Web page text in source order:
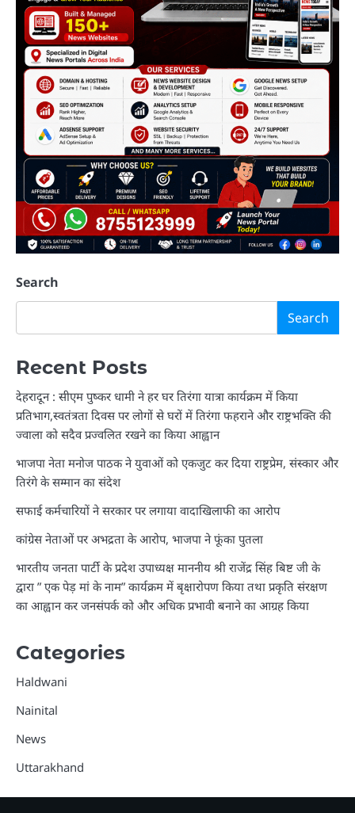
Search
Search
Recent Posts
देहरादून : सीएम पुष्कर धामी ने हर घर तिरंगा यात्रा कार्यक्रम में किया
प्रतिभाग,स्वतंत्रता दिवस पर लोगों से घरों में तिरंगा फहराने और राष्ट्रभक्ति की
ज्वाला को सदैव प्रज्वलित रखने का किया आह्वान
भाजपा नेता मनोज पाठक ने युवाओं को एकजुट कर दिया राष्ट्रप्रेम, संस्कार और
तिरंगे के सम्मान का संदेश
सफाई कर्मचारियों ने सरकार पर लगाया वादाखिलाफी का आरोप
कांग्रेस नेताओं पर अभद्रता के आरोप, भाजपा ने फूंका पुतला
भारतीय जनता पार्टी के प्रदेश उपाध्यक्ष माननीय श्री राजेंद्र सिंह बिष्ट जी के
द्वारा ” एक पेड़ मां के नाम” कार्यक्रम में बृक्षारोपण किया तथा प्रकृति संरक्षण
का आह्वान कर जनसंपर्क को और अधिक प्रभावी बनाने का आग्रह किया
Categories
Haldwani
Nainital
News
Uttarakhand